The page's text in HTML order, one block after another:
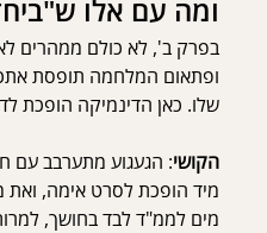
ומה עם אלו
ופתאום המלחמה תופסת
שלו. כאן הדינמיקה הופכת
הקושי: הגעגוע מתערבב עם
מיד הופכת לסרט אימה, ואת
מים לממ"ד לבד בחושך,